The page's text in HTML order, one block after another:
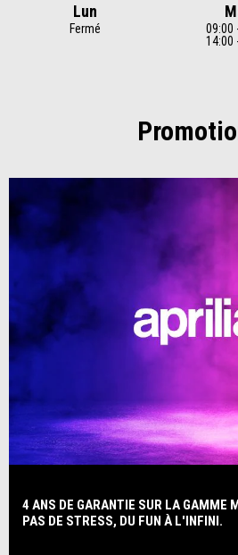
Lun
Fermé
09:00
14:00
4 ANS DE GARANTIE SUR LA GAMME
PAS DE STRESS, DU FUN À L'INFINI.